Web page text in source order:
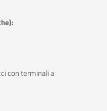
con terminali a